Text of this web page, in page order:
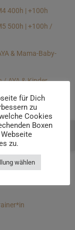
400h | +100h
500h | +100h /
& Mama-Baby-
AYA & Kinder
für Dich
zu
Cookies
Boxen
zu.
wählen
Beratung buchen